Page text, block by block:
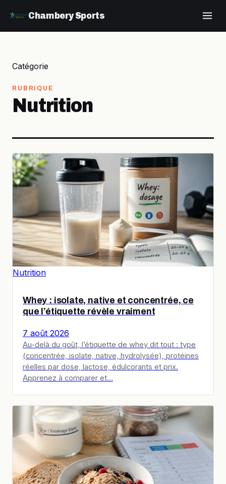
Chambery Sports
Catégorie
Nutrition
Nutrition
Whey : isolate, native et concentrée, ce
que l’étiquette révèle vraiment
7 août 2026
Au-delà du goût, l’étiquette de whey dit tout : type
(concentrée, isolate, native, hydrolysée), protéines
réelles par dose, lactose, édulcorants et prix.
Apprenez à comparer et…